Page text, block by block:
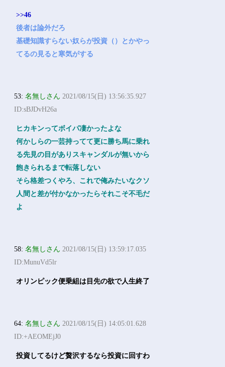
>>46
後者は論外だろ
基礎知識すらない奴らが投資（）とかやっ
てるの見ると寒気がする
53:名無しさん 2021/08/15(日) 13:56:35.927
ID:sBJDvH26a
ヒカキンってボイパ凄かったよな
何かしらの一芸持ってて更に勝ち馬に乗れ
る先見の目がありスキャンダルが無いから
飽きられるまで転落しない
そら格差つくやろ、これで俺みたいなクソ
人間と差が付かなかったらそれこそ不毛だ
よ
58:名無しさん 2021/08/15(日) 13:59:17.035
ID:MunuVd5lr
オリンピック便乗組は目先の欲で人生終了
64:名無しさん 2021/08/15(日) 14:05:01.628
ID:+AEOMEjJ0
投資してるけど贅沢するなら投資に回すわ